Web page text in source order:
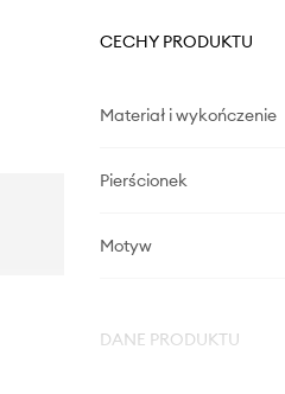
CECHY PRODUKTU
Materiał i wykończenie
Pierścionek
Motyw
DANE PRODUKTU